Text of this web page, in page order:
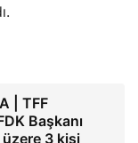
| TFF
Başkanı
3 kişi